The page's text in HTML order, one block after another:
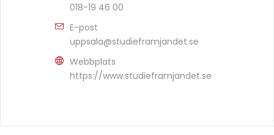
018-19 46 00
E-post
uppsala@studieframjandet.se
Webbplats
https://www.studieframjandet.se